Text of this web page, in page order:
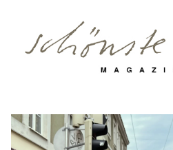
Reiseziele
Genuss